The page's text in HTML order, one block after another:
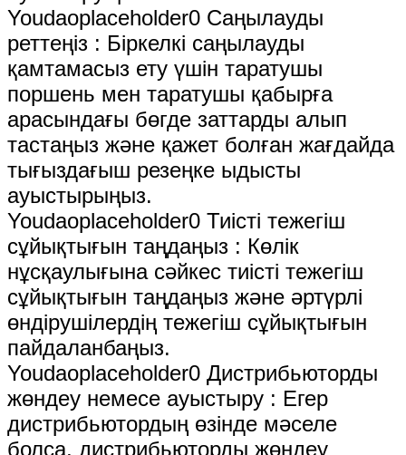
Youdaoplaceholder0 Саңылауды
реттеңіз ‌: Біркелкі саңылауды
қамтамасыз ету үшін таратушы
поршень мен таратушы қабырға
арасындағы бөгде заттарды алып
тастаңыз және қажет болған жағдайда
тығыздағыш резеңке ыдысты
ауыстырыңыз.
Youdaoplaceholder0 Тиісті тежегіш
сұйықтығын таңдаңыз ‌: Көлік
нұсқаулығына сәйкес тиісті тежегіш
сұйықтығын таңдаңыз және әртүрлі
өндірушілердің тежегіш сұйықтығын
пайдаланбаңыз.
Youdaoplaceholder0 Дистрибьюторды
жөндеу немесе ауыстыру ‌: Егер
дистрибьютордың өзінде мәселе
болса, дистрибьюторды жөндеу